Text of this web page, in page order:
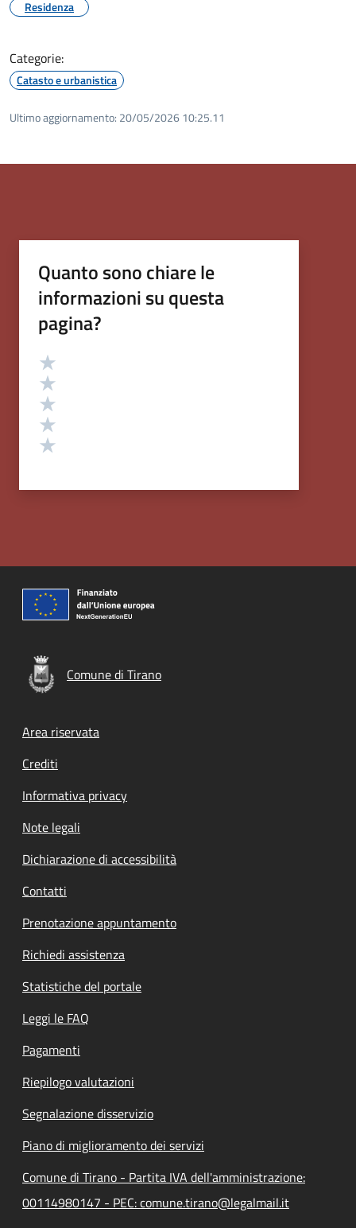
Residenza
Categorie:
Catasto e urbanistica
Ultimo aggiornamento: 20/05/2026 10:25.11
Quanto sono chiare le
informazioni su questa
pagina?
Valutazione
Comune di Tirano
Footer menu
Area riservata
Crediti
Informativa privacy
Note legali
Dichiarazione di accessibilità
Contatti
Prenotazione appuntamento
Richiedi assistenza
Statistiche del portale
Leggi le FAQ
Pagamenti
Riepilogo valutazioni
Segnalazione disservizio
Piano di miglioramento dei servizi
Comune di Tirano - Partita IVA dell'amministrazione:
00114980147 - PEC: comune.tirano@legalmail.it